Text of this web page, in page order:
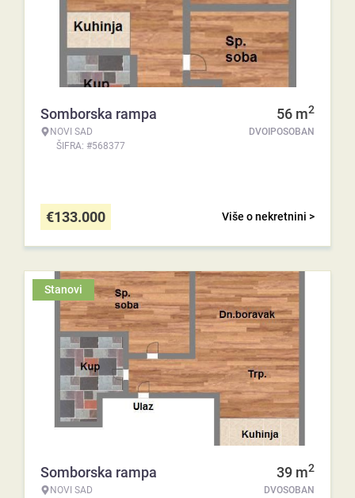
Somborska rampa
NOVI SAD
ŠIFRA: #568377
56 m2
DVOIPOSOBAN
Više o nekretnini >
€133.000
Stanovi
Somborska rampa
NOVI SAD
39 m2
DVOSOBAN